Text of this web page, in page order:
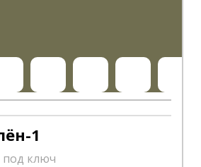
1
ключ